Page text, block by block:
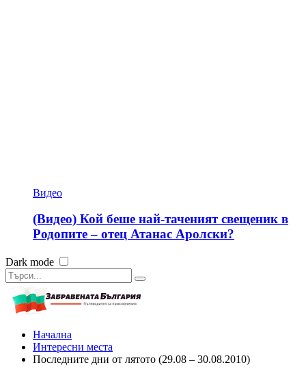
Видео
(Видео) Кой беше най-таченият свещеник в
Родопите – отец Атанас Аролски?
Dark mode
Начална
Интересни места
Последните дни от лятото (29.08 – 30.08.2010)